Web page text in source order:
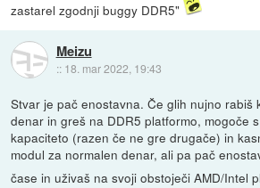
zastarel zgodnji buggy DDR5"
Meizu
:: 18. mar 2022, 19:43
Stvar je pač enostavna. Če glih nujno rabiš
denar in greš na DDR5 platformo, mogoče
kapaciteto (razen če ne gre drugače) in
modul za normalen denar, ali pa pač
čase in uživaš na svoji obstoječi AMD/Intel